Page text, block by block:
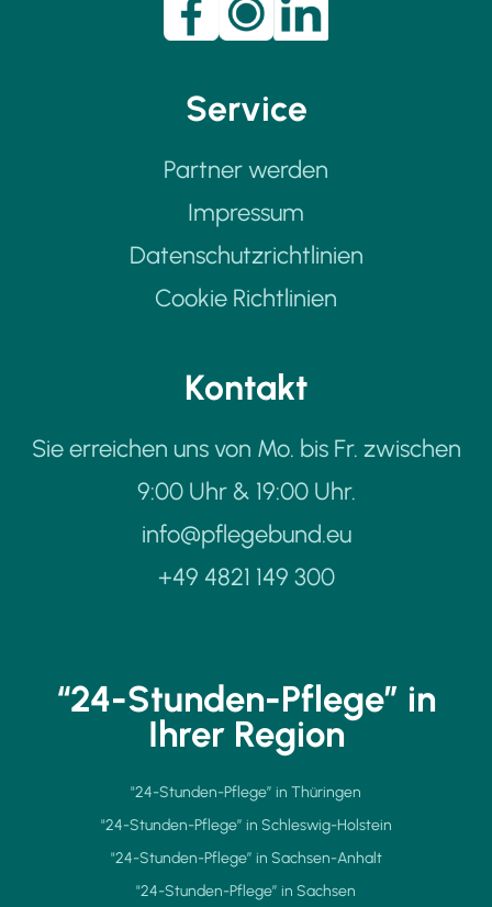
Kontakt
Sie erreichen uns von Mo. bis Fr. zwischen
9:00 Uhr & 19:00 Uhr.
info@pflegebund.eu
+49 4821 149 300
Service
Partner werden
Impressum
Datenschutzrichtlinien
Cookie Richtlinien
“24-Stunden-Pflege” in
Ihrer Region
"24-Stunden-Pflege” in Thüringen
"24-Stunden-Pflege” in Schleswig-Holstein
"24-Stunden-Pflege” in Sachsen-Anhalt
"24-Stunden-Pflege” in Sachsen